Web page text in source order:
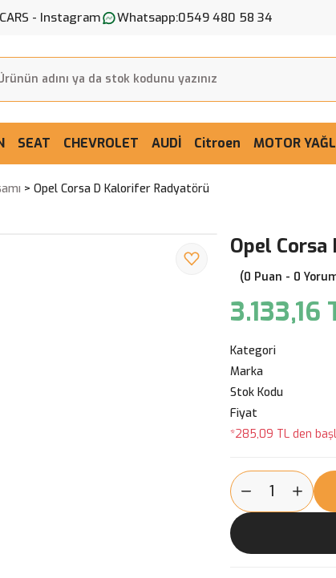
- Instagram Whatsapp:0549 480 58 34
SEAT CHEVROLET AUDİ Citroen MOTOR
Opel Corsa D Kalorifer Radyatörü
Opel
(0 Puan - 0
3.133,16
Kategori
Marka
Stok Kodu
Fiyat
*285,09 TL den